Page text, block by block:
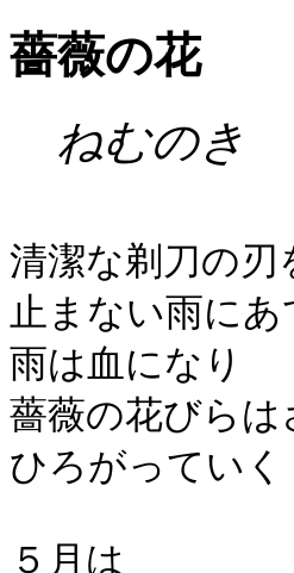
薔薇の花
ねむのき
清潔な剃刀の刃
止まない雨にあ
雨は血になり
薔薇の花びらは
ひろがっていく
５月は